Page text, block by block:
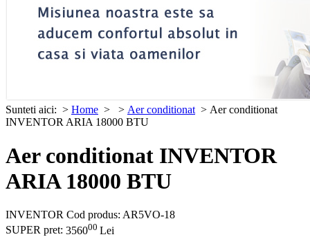
Sunteti aici: > Home > > Aer conditionat > Aer conditionat
INVENTOR ARIA 18000 BTU
Aer conditionat INVENTOR
ARIA 18000 BTU
INVENTOR Cod produs: AR5VO-18
SUPER pret: 356000 Lei